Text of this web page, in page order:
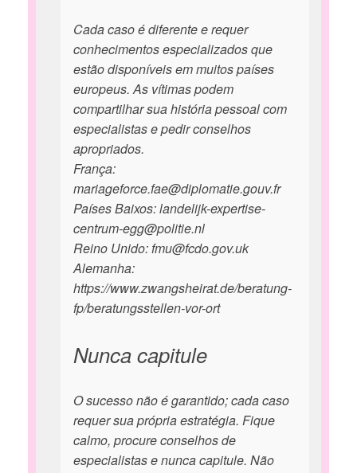
Cada caso é diferente e requer
conhecimentos especializados que
estão disponíveis em muitos países
europeus. As vítimas podem
compartilhar sua história pessoal com
especialistas e pedir conselhos
apropriados.
França:
mariageforce.fae@diplomatie.gouv.fr
Países Baixos: landelijk-expertise-
centrum-egg@politie.nl
Reino Unido: fmu@fcdo.gov.uk
Alemanha:
https://www.zwangsheirat.de/beratung-
fp/beratungsstellen-vor-ort
Nunca capitule
O sucesso não é garantido; cada caso
requer sua própria estratégia. Fique
calmo, procure conselhos de
especialistas e nunca capitule. Não